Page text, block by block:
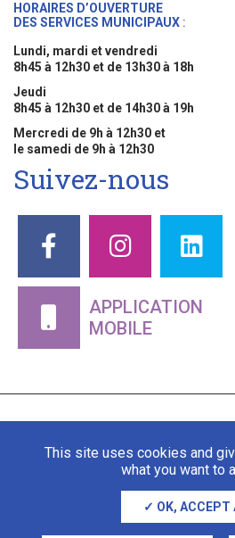
HORAIRES D’OUVERTURE
DES SERVICES MUNICIPAUX :
Lundi, mardi et vendredi
8h45 à 12h30 et de 13h30 à 18h
Jeudi
8h45 à 12h30 et de 14h30 à 19h
Mercredi de 9h à 12h30 et
le samedi de 9h à 12h30
Suivez-nous
APPLICATION
MOBILE
Mentions légales
This site uses cookies and
what you want to
OK, ACCEPT